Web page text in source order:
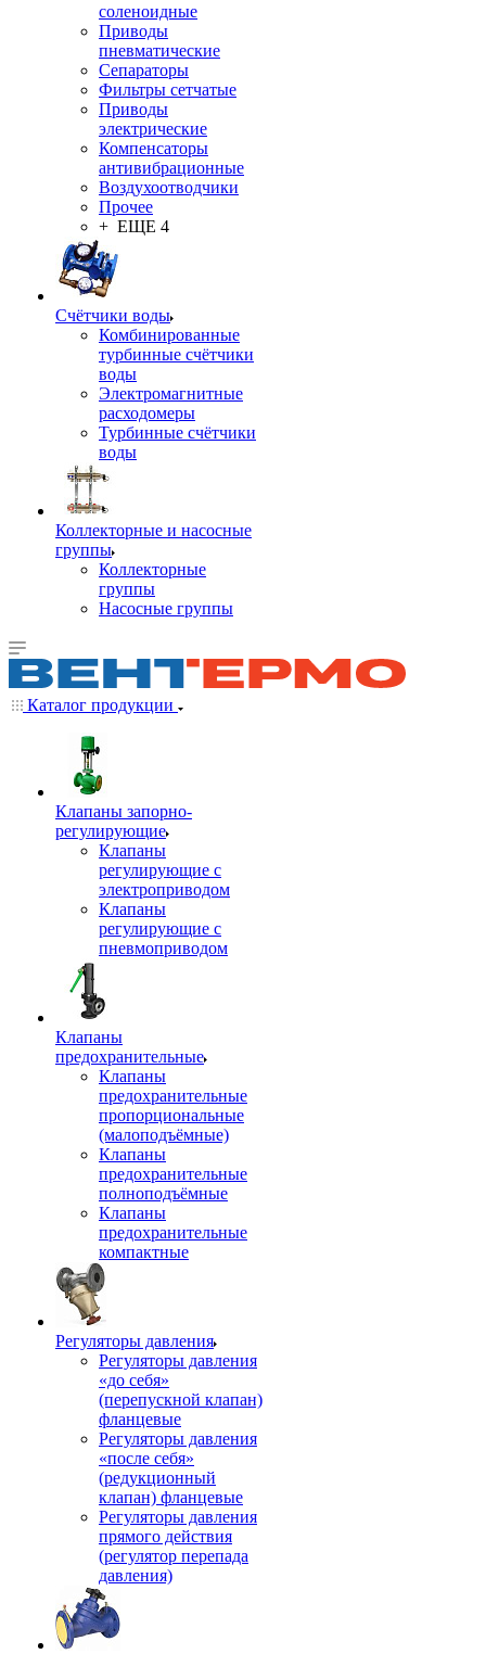
соленоидные
Приводы
пневматические
Сепараторы
Фильтры сетчатые
Приводы
электрические
Компенсаторы
антивибрационные
Воздухоотводчики
Прочее
+ ЕЩЕ 4
Счётчики воды
Комбинированные
турбинные счётчики
воды
Электромагнитные
расходомеры
Турбинные счётчики
воды
Коллекторные и насосные
группы
Коллекторные
группы
Насосные группы
Каталог продукции
Клапаны запорно-
регулирующие
Клапаны
регулирующие с
электроприводом
Клапаны
регулирующие с
пневмоприводом
Клапаны
предохранительные
Клапаны
предохранительные
пропорциональные
(малоподъёмные)
Клапаны
предохранительные
полноподъёмные
Клапаны
предохранительные
компактные
Регуляторы давления
Регуляторы давления
«до себя»
(перепускной клапан)
фланцевые
Регуляторы давления
«после себя»
(редукционный
клапан) фланцевые
Регуляторы давления
прямого действия
(регулятор перепада
давления)